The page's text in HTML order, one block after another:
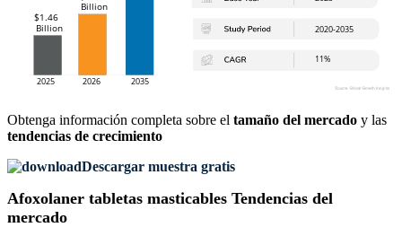
Obtenga información completa sobre el tamaño del mercado y las
tendencias de crecimiento
Descargar muestra gratis
Afoxolaner tabletas masticables Tendencias del
mercado